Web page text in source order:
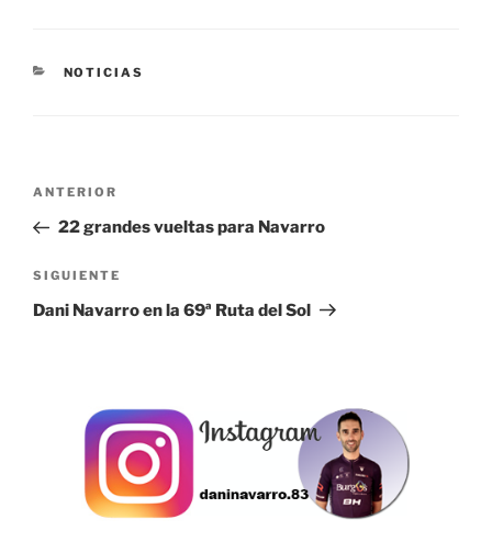
CATEGORÍAS
NOTICIAS
Navegación
entradas
Entrada
anterior:
ANTERIOR
22 grandes vueltas para Navarro
Siguiente
entrada
SIGUIENTE
Dani Navarro en la 69ª Ruta del Sol